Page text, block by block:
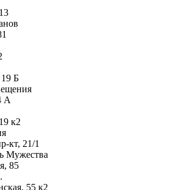
Б
А
к2
кт, 21/1
Мужества
85
55 к2